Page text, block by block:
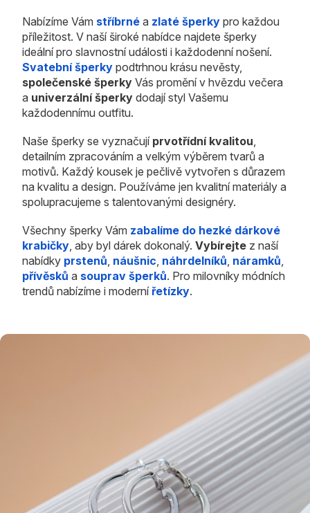
Nabízíme Vám stříbrné a zlaté šperky pro každou
příležitost. V naší široké nabídce najdete šperky
ideální pro slavnostní události i každodenní nošení.
Svatební šperky podtrhnou krásu nevěsty,
společenské šperky Vás promění v hvězdu večera
a univerzální šperky dodají styl Vašemu
každodennímu outfitu.
Naše šperky se vyznačují prvotřídní kvalitou,
detailním zpracováním a velkým výběrem tvarů a
motivů. Každý kousek je pečlivě vytvořen s důrazem
na kvalitu a design. Používáme jen kvalitní materiály a
spolupracujeme s talentovanými designéry.
Všechny šperky Vám zabalíme do hezké dárkové
krabičky, aby byl dárek dokonalý. Vybírejte z naší
nabídky prstenů, náušnic, náhrdelníků, náramků,
přívěsků a souprav šperků. Pro milovníky módních
trendů nabízíme i modernířetízky.